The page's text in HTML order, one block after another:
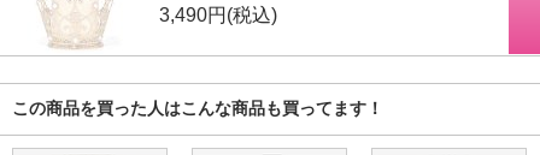
3,490円(税込)
この商品を買った人はこんな商品も買ってます！